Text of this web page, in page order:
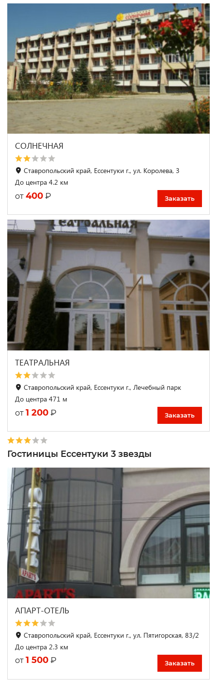
СОЛНЕЧНАЯ
Ставропольский край, Ессентуки г., ул. Королева, 3
До центра 4.2 км
от 400 ₽ Заказать
ТЕАТРАЛЬНАЯ
Ставропольский край, Ессентуки г., Лечебный парк
До центра 471 м
от 1 200 ₽ Заказать
Гостиницы Ессентуки 3 звезды
АПАРТ-ОТЕЛЬ
Ставропольский край, Ессентуки г., ул. Пятигорская, 83/2
До центра 2.3 км
от 1 500 ₽ Заказать